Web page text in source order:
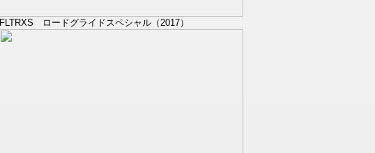
FLTRXS ロードグライドスペシャル（2017）